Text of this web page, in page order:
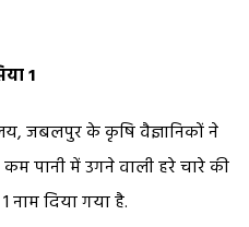
1
जबलपुर के कृषि वैज्ञानिकों ने
पानी में उगने वाली हरे चारे की
नाम दिया गया है.